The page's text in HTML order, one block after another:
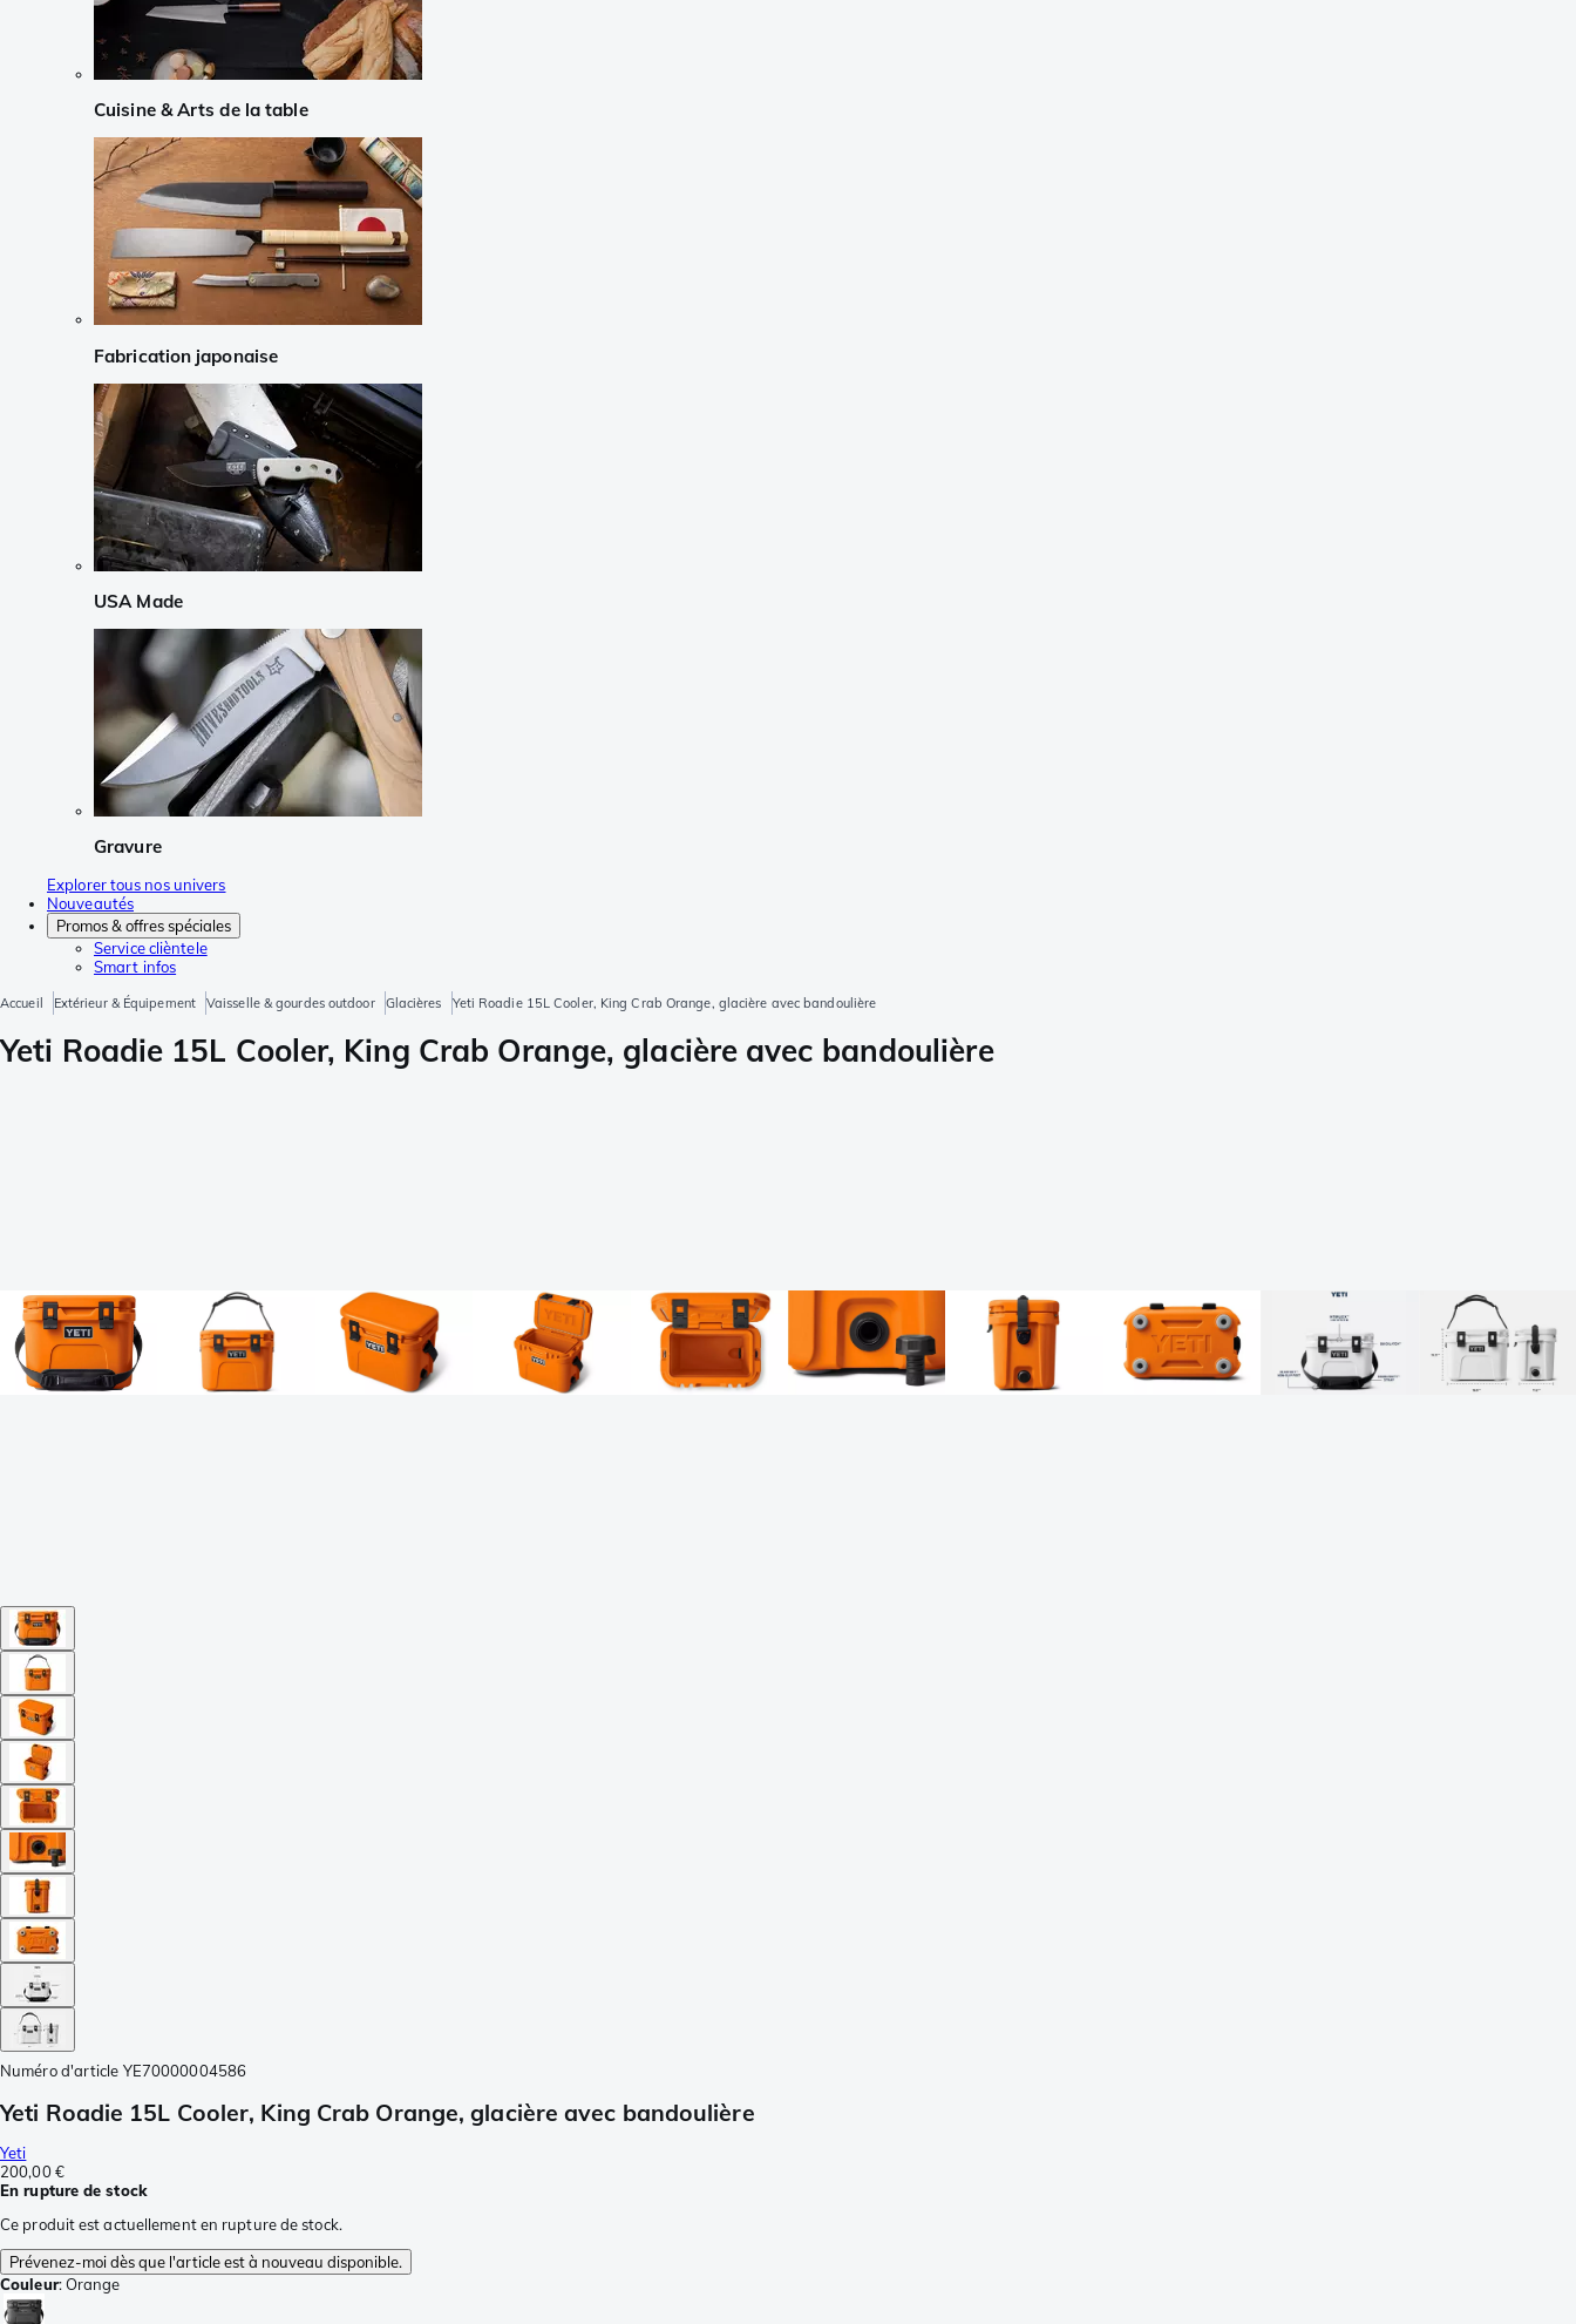
Cuisine & Arts de la table
Fabrication japonaise
USA Made
Gravure
Explorer tous nos univers
Nouveautés
Promos & offres spéciales
Service clièntele
Smart infos
Accueil Extérieur & Équipement Vaisselle & gourdes outdoor Glacières Yeti Roadie 15L Cooler, King Crab Orange, glacière avec bandoulière
Yeti Roadie 15L Cooler, King Crab Orange, glacière avec bandoulière
Numéro d'article YE70000004586
Yeti Roadie 15L Cooler, King Crab Orange, glacière avec bandoulière
Yeti
200,00 €
En rupture de stock
Ce produit est actuellement en rupture de stock.
Prévenez-moi dès que l'article est à nouveau disponible.
Couleur:Orange